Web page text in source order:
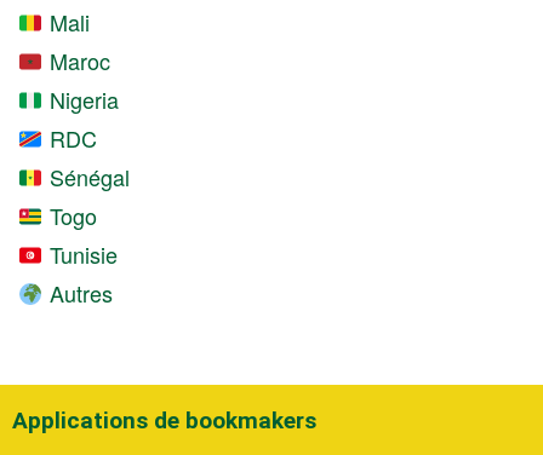
Mali
Maroc
Nigeria
RDC
Sénégal
Togo
Tunisie
Autres
Applications de bookmakers